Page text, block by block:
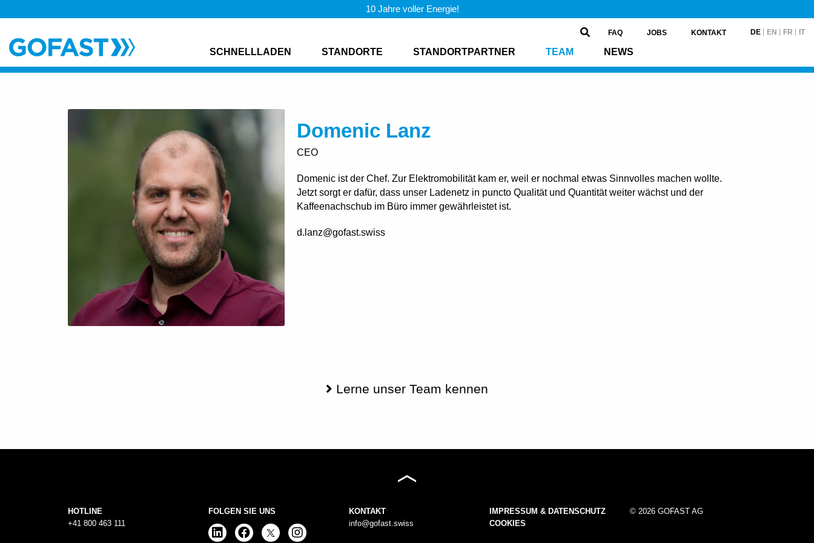
10 Jahre voller Energie!
SCHNELLLADEN STANDORTE STANDORTPARTNER TEAM NEWS
FAQ JOBS KONTAKT DE EN FR IT
Domenic Lanz
CEO
Domenic ist der Chef. Zur Elektromobilität kam er, weil er nochmal etwas Sinnvolles machen wollte.
Jetzt sorgt er dafür, dass unser Ladenetz in puncto Qualität und Quantität weiter wächst und der
Kaffeenachschub im Büro immer gewährleistet ist.
d.lanz@gofast.swiss
Lerne unser Team kennen
HOTLINE
+41 800 463 111
FOLGEN SIE UNS
KONTAKT
info@gofast.swiss
IMPRESSUM & DATENSCHUTZ
COOKIES
© 2026 GOFAST AG